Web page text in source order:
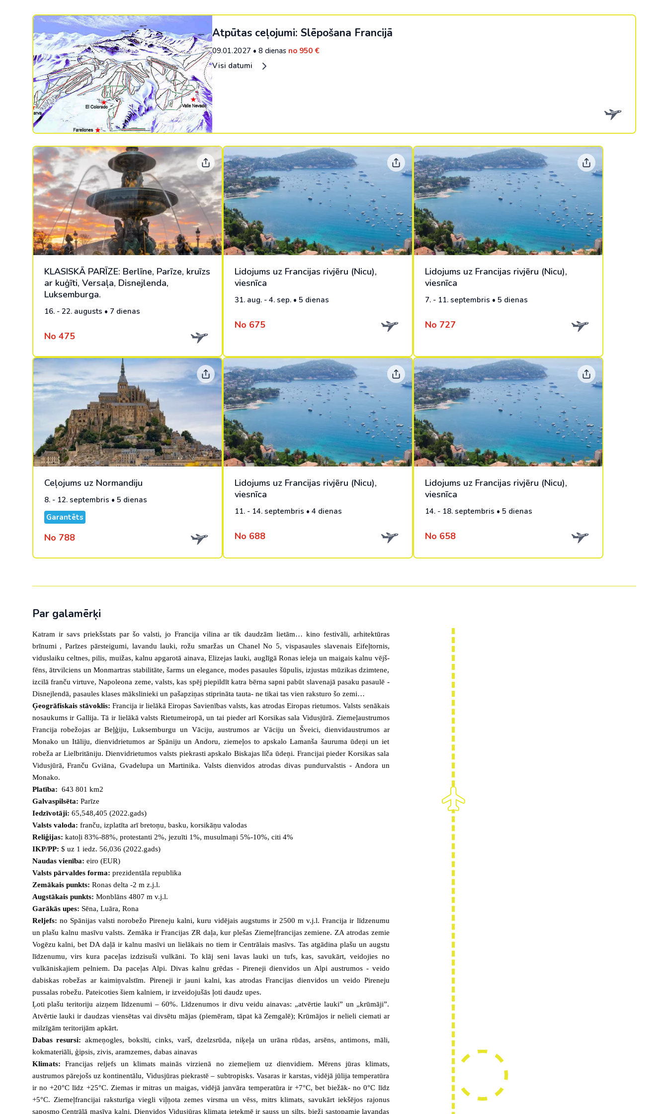
Atpūtas ceļojumi: Slēpošana Francijā
09.01.2027 • 8 dienas no 950 €
Visi datumi
KLASISKĀ PARĪZE: Berlīne, Parīze, kruīzs
ar kuģīti, Versaļa, Disnejlenda,
Luksemburga.
16. - 22. augusts • 7 dienas
No 475
Lidojums uz Francijas rivjēru (Nicu),
viesnīca
31. aug. - 4. sep. • 5 dienas
No 675
Lidojums uz Francijas rivjēru (Nicu),
viesnīca
7. - 11. septembris • 5 dienas
No 727
Ceļojums uz Normandiju
8. - 12. septembris • 5 dienas
Garantēts
No 788
Lidojums uz Francijas rivjēru (Nicu),
viesnīca
11. - 14. septembris • 4 dienas
No 688
Lidojums uz Francijas rivjēru (Nicu),
viesnīca
14. - 18. septembris • 5 dienas
No 658
Par galamērķi
Katram ir savs priekšstats par šo valsti, jo Francija vilina ar tik daudzām lietām… kino festivāli, arhitektūras
brīnumi , Parīzes pārsteigumi, lavandu lauki, rožu smaržas un Chanel No 5, vispasaules slavenais Eifeļtornis,
viduslaiku celtnes, pilis, muižas, kalnu apgarotā ainava, Elizejas lauki, auglīgā Ronas ieleja un maigais kalnu vējš-
fēns, ātrvilciens un Monmartras stabilitāte, šarms un elegance, modes pasaules šūpulis, izjustas mūzikas dzimtene,
izcilā franču virtuve, Napoleona zeme, valsts, kas spēj piepildīt katra bērna sapni pabūt slavenajā pasaku pasaulē -
Disnejlendā, pasaules klases mākslinieki un pašapziņas stiprināta tauta- ne tikai tas vien raksturo šo zemi…
Ģeogrāfiskais stāvoklis: Francija ir lielākā Eiropas Savienības valsts, kas atrodas Eiropas rietumos. Valsts senākais
nosaukums ir Gallija. Tā ir lielākā valsts Rietumeiropā, un tai pieder arī Korsikas sala Vidusjūrā. Ziemeļaustrumos
Francija robežojas ar Beļģiju, Luksemburgu un Vāciju, austrumos ar Vāciju un Šveici, dienvidaustrumos ar
Monako un Itāliju, dienvidrietumos ar Spāniju un Andoru, ziemeļos to apskalo Lamanša šauruma ūdeņi un iet
robeža ar Lielbritāniju. Dienvidrietumos valsts piekrasti apskalo Biskajas līča ūdeņi. Francijai pieder Korsikas sala
Vidusjūrā, Franču Gviāna, Gvadelupa un Martinika. Valsts dienvidos atrodas divas pundurvalstis - Andora un
Monako.
Platība: 643 801 km2
Galvaspilsēta: Parīze
Iedzīvotāji: 65,548,405 (2022.gads)
Valsts valoda: franču, izplatīta arī bretoņu, basku, korsikāņu valodas
Reliģijas: katoļi 83%-88%, protestanti 2%, jezuīti 1%, musulmaņi 5%-10%, citi 4%
IKP/PP: $ uz 1 iedz. 56,036 (2022.gads)
Naudas vienība: eiro (EUR)
Valsts pārvaldes forma: prezidentāla republika
Zemākais punkts: Ronas delta -2 m z.j.l.
Augstākais punkts: Monblāns 4807 m v.j.l.
Garākās upes: Sēna, Luāra, Rona
Reljefs: no Spānijas valsti norobežo Pireneju kalni, kuru vidējais augstums ir 2500 m v.j.l. Francija ir līdzenumu
un plašu kalnu masīvu valsts. Zemāka ir Francijas ZR daļa, kur plešas Ziemeļfrancijas zemiene. ZA atrodas zemie
Vogēzu kalni, bet DA daļā ir kalnu masīvi un lielākais no tiem ir Centrālais masīvs. Tas atgādina plašu un augstu
līdzenumu, virs kura paceļas izdzisuši vulkāni. To klāj seni lavas lauki un tufs, kas, savukārt, veidojies no
vulkāniskajiem pelniem. Da paceļas Alpi. Divas kalnu grēdas - Pireneji dienvidos un Alpi austrumos - veido
dabiskas robežas ar kaimiņvalstīm. Pireneji ir jauni kalni, kas atrodas Francijas dienvidos un veido Pireneju
pussalas robežu. Pateicoties šiem kalniem, ir izveidojušās ļoti daudz upes.
Ļoti plašu teritoriju aizņem līdzenumi – 60%. Līdzenumos ir divu veidu ainavas: „atvērtie lauki” un „krūmāji”.
Atvērtie lauki ir daudzas viensētas vai divsētu mājas (piemēram, tāpat kā Zemgalē); Krūmājos ir nelieli ciemati ar
milzīgām teritorijām apkārt.
Dabas resursi:akmeņogles, boksīti, cinks, varš, dzelzsrūda, niķeļa un urāna rūdas, arsēns, antimons, māli,
kokmateriāli, ģipsis, zivis, aramzemes, dabas ainavas
Klimats: Francijas reljefs un klimats mainās virzienā no ziemeļiem uz dienvidiem. Mērens jūras klimats,
austrumos pārejošs uz kontinentālu, Vidusjūras piekrastē – subtropisks. Vasaras ir karstas, vidējā jūlija temperatūra
ir no +20°C līdz +25°C. Ziemas ir mitras un maigas, vidējā janvāra temperatūra ir +7°C, bet biežāk- no 0°C līdz
+5°C. Ziemeļfrancijai raksturīga viegli viļņota zemes virsma un vēss, mitrs klimats, savukārt iekšējos rajonus
saposmo Centrālā masīva kalni. Dienvidos Vidusjūras klimata ietekmē ir sauss un silts, bieži sastopamie lavandas